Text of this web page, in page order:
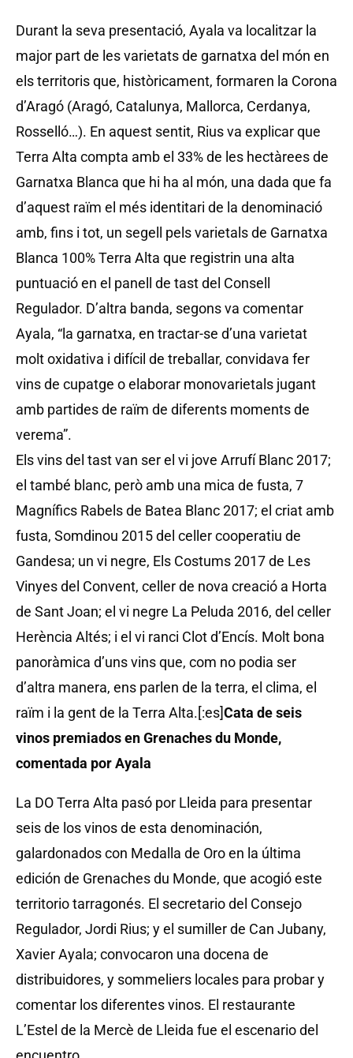
Durant la seva presentació, Ayala va localitzar la
major part de les varietats de garnatxa del món en
els territoris que, històricament, formaren la Corona
d’Aragó (Aragó, Catalunya, Mallorca, Cerdanya,
Rosselló…). En aquest sentit, Rius va explicar que
Terra Alta compta amb el 33% de les hectàrees de
Garnatxa Blanca que hi ha al món, una dada que fa
d’aquest raïm el més identitari de la denominació
amb, fins i tot, un segell pels varietals de Garnatxa
Blanca 100% Terra Alta que registrin una alta
puntuació en el panell de tast del Consell
Regulador. D’altra banda, segons va comentar
Ayala, “la garnatxa, en tractar-se d’una varietat
molt oxidativa i difícil de treballar, convidava fer
vins de cupatge o elaborar monovarietals jugant
amb partides de raïm de diferents moments de
verema”.
Els vins del tast van ser el vi jove Arrufí Blanc 2017;
el també blanc, però amb una mica de fusta, 7
Magnífics Rabels de Batea Blanc 2017; el criat amb
fusta, Somdinou 2015 del celler cooperatiu de
Gandesa; un vi negre, Els Costums 2017 de Les
Vinyes del Convent, celler de nova creació a Horta
de Sant Joan; el vi negre La Peluda 2016, del celler
Herència Altés; i el vi ranci Clot d’Encís. Molt bona
panoràmica d’uns vins que, com no podia ser
d’altra manera, ens parlen de la terra, el clima, el
raïm i la gent de la Terra Alta.[:es]Cata de seis
vinos premiados en Grenaches du Monde,
comentada por Ayala
La DO Terra Alta pasó por Lleida para presentar
seis de los vinos de esta denominación,
galardonados con Medalla de Oro en la última
edición de Grenaches du Monde, que acogió este
territorio tarragonés. El secretario del Consejo
Regulador, Jordi Rius; y el sumiller de Can Jubany,
Xavier Ayala; convocaron una docena de
distribuidores, y sommeliers locales para probar y
comentar los diferentes vinos. El restaurante
L’Estel de la Mercè de Lleida fue el escenario del